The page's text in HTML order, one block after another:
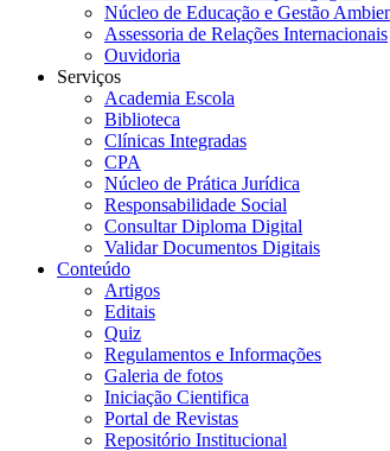
Núcleo de Educação e Gestão
Assessoria de Relações Internacionais
Ouvidoria
Serviços
Academia Escola
Biblioteca
Clínicas Integradas
CPA
Núcleo de Prática Jurídica
Responsabilidade Social
Consultar Diploma Digital
Validar Documentos Digitais
Conteúdo
Artigos
Editais
Quiz
Regulamentos e Informações
Galeria de fotos
Iniciação Cientifica
Portal de Revistas
Repositório Institucional